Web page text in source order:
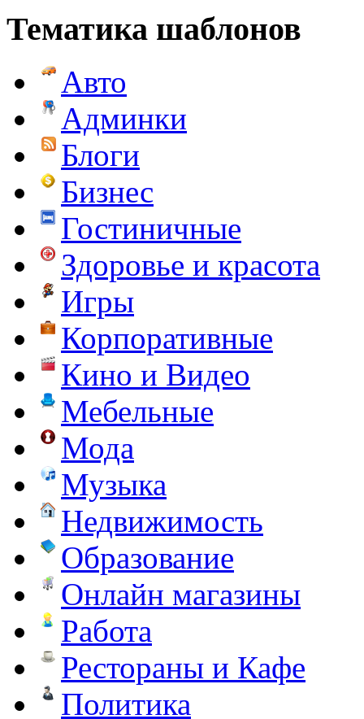
Тематика шаблонов
Авто
Админки
Блоги
Бизнес
Гостиничные
Здоровье и красота
Игры
Корпоративные
Кино и Видео
Мебельные
Мода
Музыка
Недвижимость
Образование
Онлайн магазины
Работа
Рестораны и Кафе
Политика